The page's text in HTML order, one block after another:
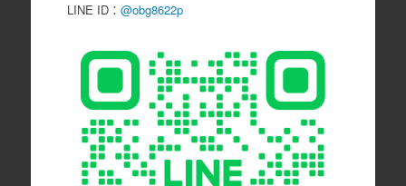
LINE ID： @obg8622p